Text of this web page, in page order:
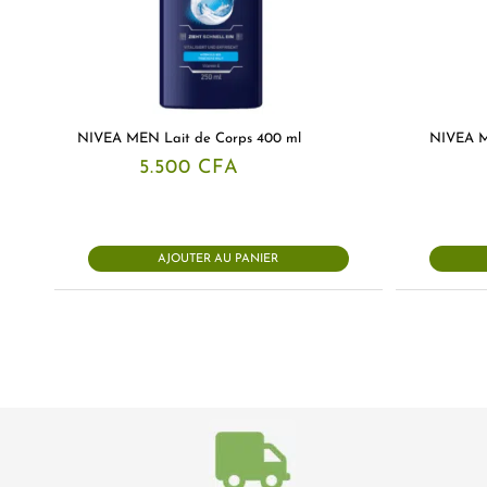
NIVEA MEN Lait de Corps 400 ml
5.500 CFA
AJOUTER AU PANIER
NIVEA